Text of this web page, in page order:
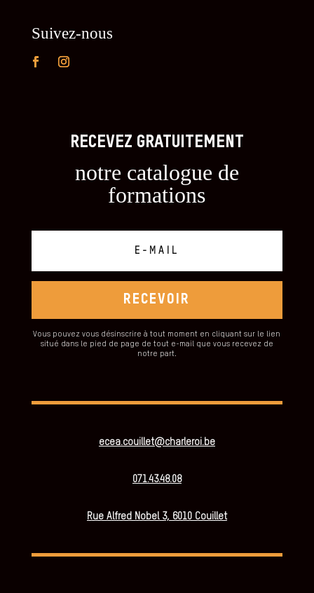
Suivez-nous
RECEVEZ GRATUITEMENT
notre catalogue de
formations
RECEVOIR
Vous pouvez vous désinscrire à tout moment en cliquant sur le lien
situé dans le pied de page de tout e-mail que vous recevez de
notre part.
ecea.couillet@charleroi.be
071.43.48.08
Rue Alfred Nobel 3, 6010 Couillet